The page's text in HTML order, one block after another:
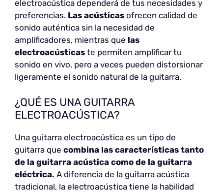
electroacústica dependerá de tus necesidades y
preferencias. Las acústicas ofrecen calidad de
sonido auténtica sin la necesidad de
amplificadores, mientras que las
electroacústicas te permiten amplificar tu
sonido en vivo, pero a veces pueden distorsionar
ligeramente el sonido natural de la guitarra.
¿QUÉ ES UNA GUITARRA
ELECTROACÚSTICA?
Una guitarra electroacústica es un tipo de
guitarra que combina las características tanto
de la guitarra acústica como de la guitarra
eléctrica. A diferencia de la guitarra acústica
tradicional, la electroacústica tiene la habilidad